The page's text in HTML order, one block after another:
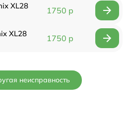
XL28
1750 р
XL28
1750 р
неисправность